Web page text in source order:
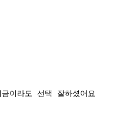
이라도 선택 잘하셨어요